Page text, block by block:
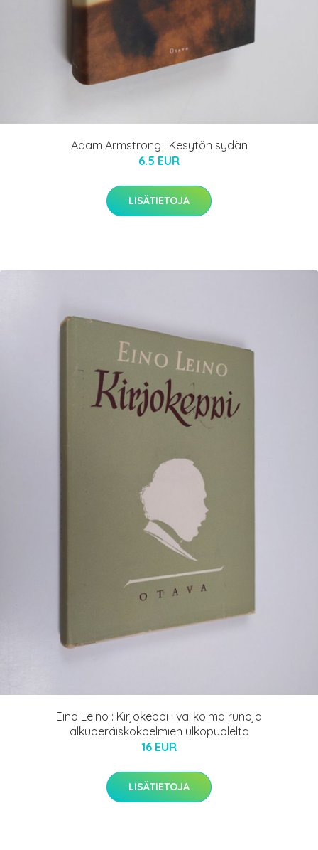
Adam Armstrong : Kesytön sydän
6.5 EUR
LISÄTIETOJA
Eino Leino : Kirjokeppi : valikoima runoja
alkuperäiskokoelmien ulkopuolelta
16 EUR
LISÄTIETOJA